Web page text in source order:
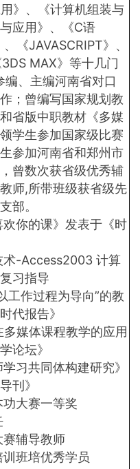
》、《计算机组装与
应用》、《C语
《JAVASCRIPT》、
3DS MAX》等十几门
、主编河南省对口
；曾编写国家规划教
省版中职教材《多媒
学生参加国家级比赛
参加河南省和郑州市
曾数次获省级优秀辅
师,所带班级获省级先
部。
你的课》发表于《时
术-Access2003 计算
习指导
工作过程为导向”的教
代报告》
媒体课程教学的应用
论坛》
习共同体构建研究》
刊》
大赛一等奖
辅导教师
班培优秀学员